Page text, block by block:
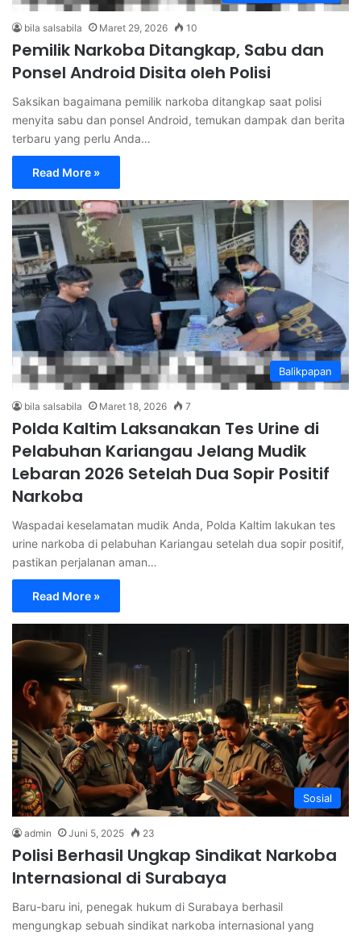
bila salsabila Maret 29, 2026 10
Pemilik Narkoba Ditangkap, Sabu dan
Ponsel Android Disita oleh Polisi
Saksikan bagaimana pemilik narkoba ditangkap saat polisi
menyita sabu dan ponsel Android, temukan dampak dan berita
terbaru yang perlu Anda…
Read More »
Balikpapan
bila salsabila Maret 18, 2026 7
Polda Kaltim Laksanakan Tes Urine di
Pelabuhan Kariangau Jelang Mudik
Lebaran 2026 Setelah Dua Sopir Positif
Narkoba
Waspadai keselamatan mudik Anda, Polda Kaltim lakukan tes
urine narkoba di pelabuhan Kariangau setelah dua sopir positif,
pastikan perjalanan aman…
Read More »
Sosial
admin Juni 5, 2025 23
Polisi Berhasil Ungkap Sindikat Narkoba
Internasional di Surabaya
Baru-baru ini, penegak hukum di Surabaya berhasil
mengungkap sebuah sindikat narkoba internasional yang